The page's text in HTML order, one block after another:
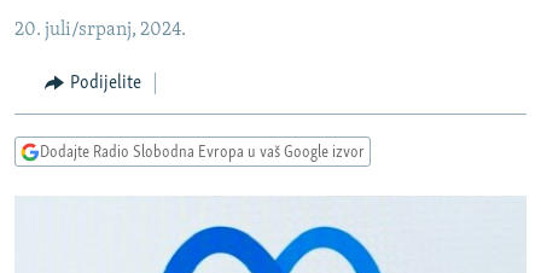
glavnu
navigaciju
Pređite
na
pretragu
CRNA GORA
VIZUELNO
RAT U UKRAJINI
RSE PRIČE IZ SVIJETA
20. juli/srpanj, 2024.
Podijelite
Dodajte Radio Slobodna Evropa u vaš Google izvor